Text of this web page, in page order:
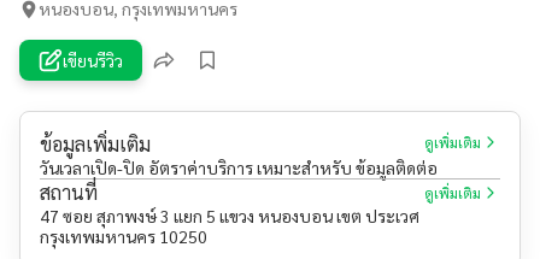
หนองบอน, กรุงเทพมหานคร
เขียนรีวิว
ข้อมูลเพิ่มเติม ดูเพิ่มเติม
วันเวลาเปิด-ปิด อัตราค่าบริการ เหมาะสำหรับ ข้อมูลติดต่อ
สถานที่ ดูเพิ่มเติม
47 ซอย สุภาพงษ์ 3 แยก 5 แขวง หนองบอน เขต ประเวศ
กรุงเทพมหานคร 10250